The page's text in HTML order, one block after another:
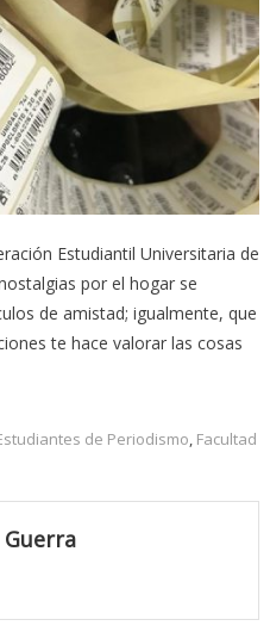
Estudiantil Universitaria de
por el hogar se
de amistad; igualmente, que
te hace valorar las cosas
de Periodismo, Facultad